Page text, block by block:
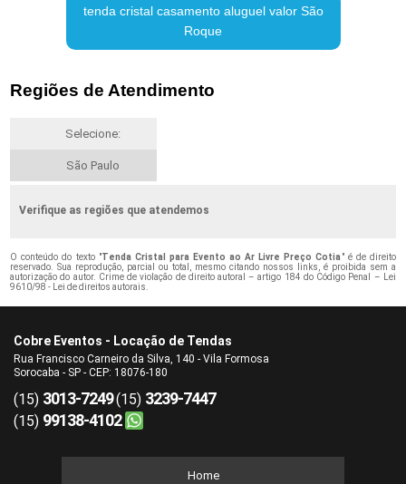
tenda cristal casamento aluguel valor São
Roque
Regiões de Atendimento
Selecione:
São Paulo
Verifique as regiões que atendemos
O conteúdo do texto "Tenda Cristal para Evento ao Ar Livre Preço Cotia" é de direito
reservado. Sua reprodução, parcial ou total, mesmo citando nossos links, é proibida sem a
autorização do autor. Crime de violação de direito autoral – artigo 184 do Código Penal – Lei
9610/98 - Lei de direitos autorais.
Cobre Eventos - Locação de Tendas
Rua Francisco Carneiro da Silva, 140 - Vila Formosa
Sorocaba - SP - CEP: 18076-180
(15) 3013-7249(15) 3239-7447
(15) 99138-4102
Home